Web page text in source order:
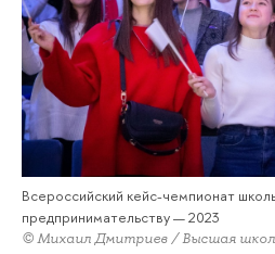
Всероссийский кейс-чемпионат
предпринимательству — 2023
© Михаил Дмитриев / Высшая